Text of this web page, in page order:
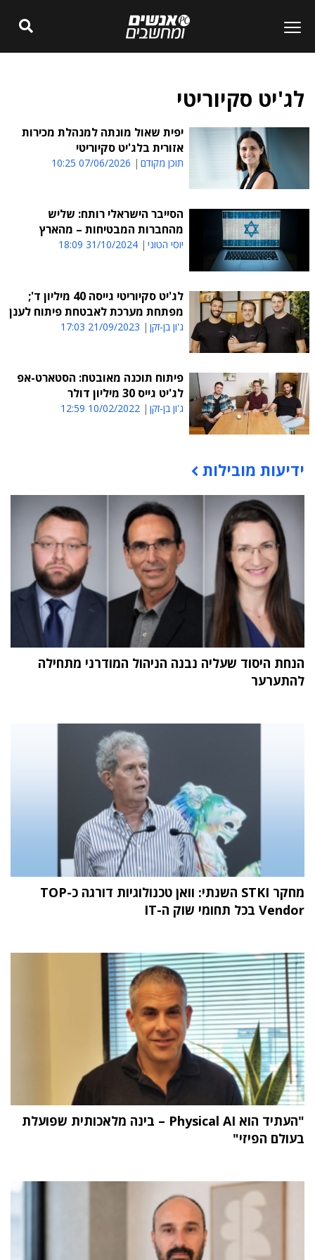
לג'יט סקיוריטי
יפית שאול מונתה למנהלת מכירות
אזורית בלג'יט סקיוריטי
תוכן מקודם 07/06/2026 10:25
הסייבר הישראלי רותח: שליש
מהחברות המבטיחות – מהארץ
יוסי הטוני 31/10/2024 18:09
לג'יט סקיוריטי גייסה 40 מיליון ד';
מפתחת מערכת לאבטחת פיתוח לענן
ג'ון בן-זקן 21/09/2023 17:03
פיתוח תוכנה מאובטח: הסטארט-אפ
לג'יט גייס 30 מיליון דולר
ג'ון בן-זקן 10/02/2022 12:59
תוכן פרסומי
ידיעות מובילות
הנחת היסוד שעליה נבנה הניהול המודרני מתחילה
להתערער
מחקר STKI השנתי: וואן טכנולוגיות דורגה כ-TOP
Vendor בכל תחומי שוק ה-IT
"העתיד הוא Physical AI – בינה מלאכותית שפועלת
בעולם הפיזי"